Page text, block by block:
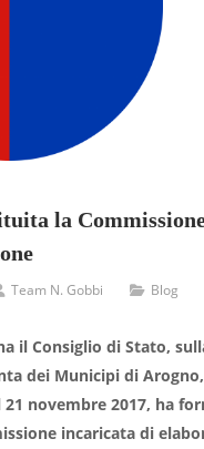
la
Team N. Gobbi Blog
il Consiglio di Stato,
dei Municipi di
21 novembre 2017, ha
incaricata di